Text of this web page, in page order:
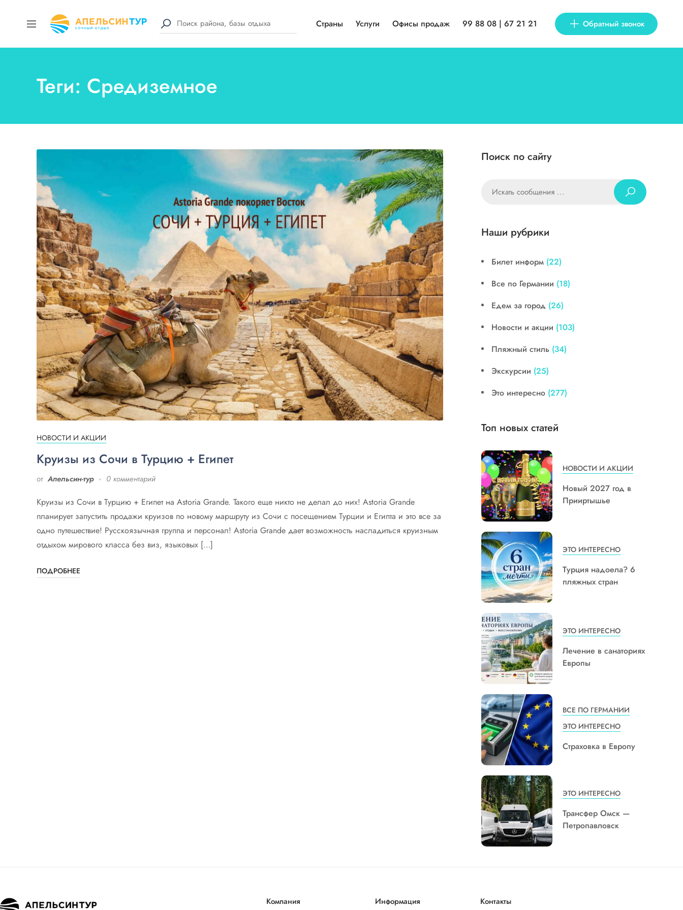
Страны Услуги Офисы продаж 99 88 08 | 67 21 21 Обратный звонок
Теги: Средиземное
НОВОСТИ И АКЦИИ
Круизы из Сочи в Турцию + Египет
от Апельсин-тур 0 комментарий
Круизы из Сочи в Турцию + Египет на Astoria Grande. Такого еще никто не делал до них! Astoria Grande
планирует запустить продажи круизов по новому маршруту из Сочи с посещением Турции и Египта и это все за
одно путешествие! Русскоязычная группа и персонал! Astoria Grande дает возможность насладиться круизным
отдыхом мирового класса без виз, языковых […]
ПОДРОБНЕЕ
Поиск по сайту
Наши рубрики
Билет информ (22)
Все по Германии (18)
Едем за город (26)
Новости и акции (103)
Пляжный стиль (34)
Экскурсии (25)
Это интересно (277)
Топ новых статей
НОВОСТИ И АКЦИИ
Новый 2027 год в
Прииртышье
ЭТО ИНТЕРЕСНО
Турция надоела? 6
пляжных стран
ЭТО ИНТЕРЕСНО
Лечение в санаториях
Европы
ВСЕ ПО ГЕРМАНИИ
ЭТО ИНТЕРЕСНО
Страховка в Европу
ЭТО ИНТЕРЕСНО
Трансфер Омск —
Петропавловск
Компания Информация Контакты